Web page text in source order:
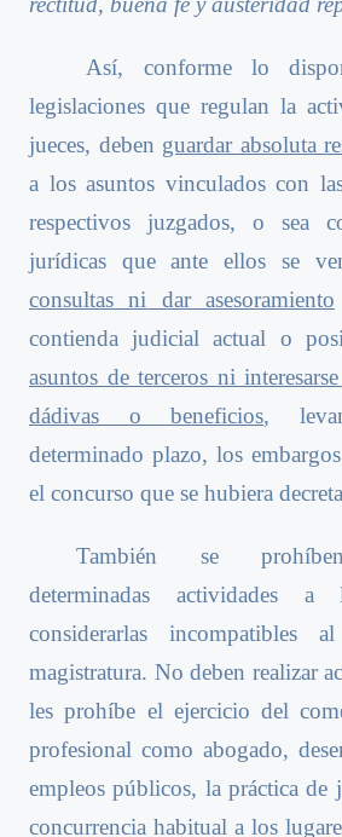
Así, conforme lo
legislaciones que regulan la
jueces, deben guardar absoluta
a los asuntos vinculados con
respectivos juzgados, o sea
jurídicas que ante ellos se
consultas ni dar asesoramiento
contienda judicial actual o
asuntos de terceros ni
dádivas o beneficios,
determinado plazo, los
el concurso que se hubiera
También se prohíben
determinadas actividades
considerarlas incompatibles
magistratura. No deben realizar
les prohíbe el ejercicio del
profesional como abogado,
empleos públicos, la práctica de
concurrencia habitual a los